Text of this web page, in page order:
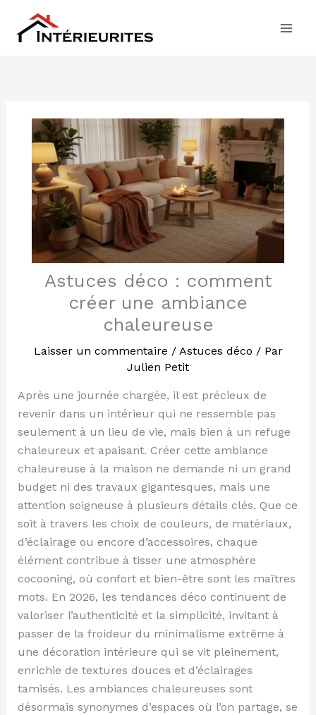
contenu
Astuces déco : comment
créer une ambiance
chaleureuse
Laisser un commentaire / Astuces déco / Par
Julien Petit
Après une journée chargée, il est précieux de
revenir dans un intérieur qui ne ressemble pas
seulement à un lieu de vie, mais bien à un refuge
chaleureux et apaisant. Créer cette ambiance
chaleureuse à la maison ne demande ni un grand
budget ni des travaux gigantesques, mais une
attention soigneuse à plusieurs détails clés. Que ce
soit à travers les choix de couleurs, de matériaux,
d’éclairage ou encore d’accessoires, chaque
élément contribue à tisser une atmosphère
cocooning, où confort et bien-être sont les maîtres
mots. En 2026, les tendances déco continuent de
valoriser l’authenticité et la simplicité, invitant à
passer de la froideur du minimalisme extrême à
une décoration intérieure qui se vit pleinement,
enrichie de textures douces et d’éclairages
tamisés. Les ambiances chaleureuses sont
désormais synonymes d’espaces où l’on partage, se